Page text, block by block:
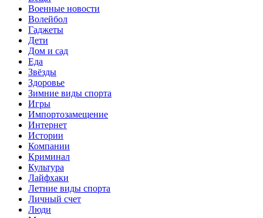
Военные новости
Волейбол
Гаджеты
Дети
Дом и сад
Еда
Звёзды
Здоровье
Зимние виды спорта
Игры
Импортозамещение
Интернет
Истории
Компании
Криминал
Культура
Лайфхаки
Летние виды спорта
Личный счет
Люди